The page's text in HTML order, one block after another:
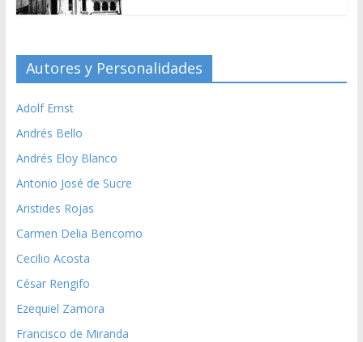
Autores y Personalidades
Adolf Ernst
Andrés Bello
Andrés Eloy Blanco
Antonio José de Sucre
Aristides Rojas
Carmen Delia Bencomo
Cecilio Acosta
César Rengifo
Ezequiel Zamora
Francisco de Miranda